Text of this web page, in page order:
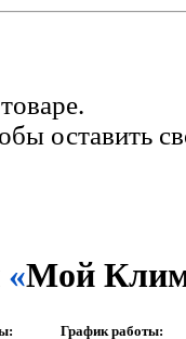
оставить
«Мой
График работы: